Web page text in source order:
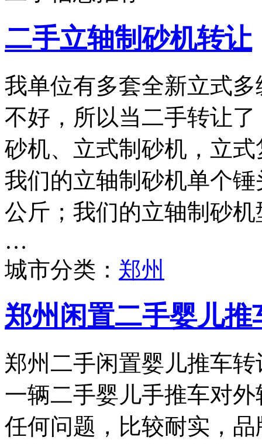
二手立轴制砂机转让
我单位有多套全新立式
不好，所以当二手转让
砂机、立式制砂机，立
我们的立轴制砂机单个
公斤；我们的立轴制砂
…
城市分类： 郑州
郑州闲置二手婴儿推
郑州二手闲置婴儿推车
一辆二手婴儿手推车对
任何问题，比较耐实，品